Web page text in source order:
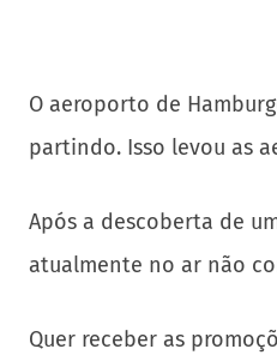
O aeroporto de
partindo. Isso levou as
Após a descoberta de
atualmente no ar não
Quer receber as